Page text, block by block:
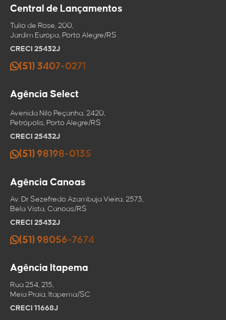
Central de Lançamentos
Tulio de Rose, 200,
Jardim Europa, Porto Alegre/RS
CRECI 25432J
(51) 3407-0271
Agência Select
Avenida Nilo Peçanha, 2420,
Petrópolis, Porto Alegre/RS
CRECI 25432J
(51) 98198-0135
Agência Canoas
Av. Dr Sezefredo Azambuja Vieira, 2573,
Bela Vista, Canoas/RS
CRECI 25432J
(51) 98056-7674
Agência Itapema
Rua 254, 215,
Meia Praia, Itapema/SC
CRECI 11668J